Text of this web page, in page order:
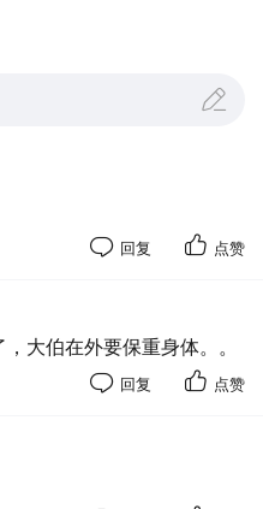
区又名“中国红石公
回复 点赞
大伯在外要保重身体。。
回复 点赞